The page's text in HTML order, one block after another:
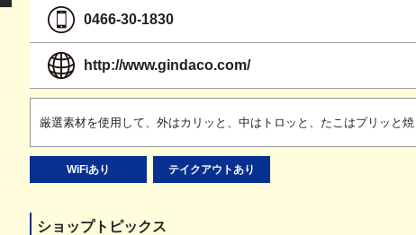
0466-30-1830
http://www.gindaco.com/
厳選素材を使用して、外はカリッと、中はトロッと、たこはプリッと焼
WiFiあり テイクアウトあり
ショップトピックス